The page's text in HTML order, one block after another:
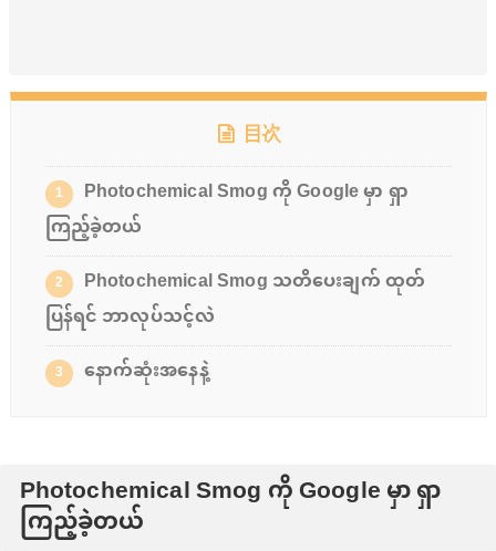
目次
1
Photochemical Smog ကို Google မှာ ရှာ
ကြည့်ခဲ့တယ်
2
Photochemical Smog သတိပေးချက် ထုတ်
ပြန်ရင် ဘာလုပ်သင့်လဲ
3 နောက်ဆုံးအနေနဲ့
Photochemical Smog ကို Google မှာ ရှာ
ကြည့်ခဲ့တယ်